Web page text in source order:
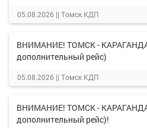
05.08.2026 || Томск КДП
ВНИМАНИЕ! ТОМСК - КАРАГАНДА
дополнительный рейс)
05.08.2026 || Томск КДП
ВНИМАНИЕ! ТОМСК - КАРАГАНДА
дополнительный рейс)!